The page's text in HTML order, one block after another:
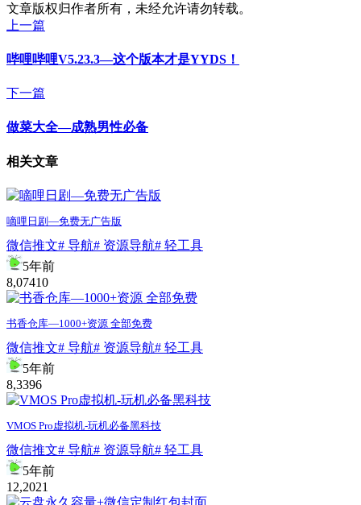
文章版权归作者所有，未经允许请勿转载。
上一篇
哔哩哔哩V5.23.3—这个版本才是YYDS！
下一篇
做菜大全—成熟男性必备
相关文章
嘀哩日剧—免费无广告版
微信推文# 导航# 资源导航# 轻工具
5年前
8,07410
书香仓库—1000+资源 全部免费
微信推文# 导航# 资源导航# 轻工具
5年前
8,3396
VMOS Pro虚拟机-玩机必备黑科技
微信推文# 导航# 资源导航# 轻工具
5年前
12,2021